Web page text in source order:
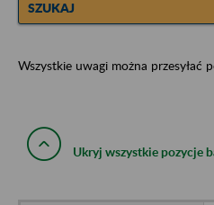
SZUKAJ
Wszystkie uwagi można przesyłać
Ukryj wszystkie pozycje